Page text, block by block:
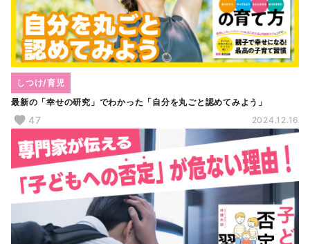
最新の「幸せの研究」でわかった「自分を丸ごと認めてみよう」
しつけ/育児
47 2024.12.16